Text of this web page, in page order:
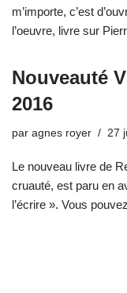
m’importe, c’est
l’oeuvre, livre sur
Nouveauté
2016
par agnes royer 27
Le nouveau livre de
cruauté, est paru en
l’écrire ». Vous